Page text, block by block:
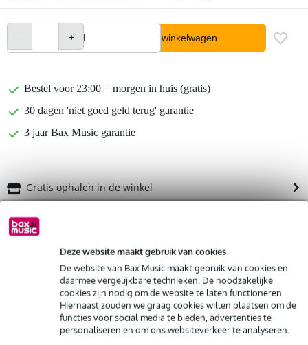
Deze website maakt gebruik van cookies
De website van Bax Music maakt gebruik van cookies en
daarmee vergelijkbare technieken. De noodzakelijke
cookies zijn nodig om de website te laten functioneren.
Hiernaast zouden we graag cookies willen plaatsen om de
functies voor social media te bieden, advertenties te
personaliseren en om ons websiteverkeer te analyseren.
In winkelwagen
Bestel voor 23:00 = morgen in huis (gratis)
30 dagen 'niet goed geld terug' garantie
3 jaar Bax Music garantie
Gratis ophalen in de winkel
€ 24,75 eenmalig
Huur dit product
Huur dit product al vanaf 35 euro per maand
Productinformatie